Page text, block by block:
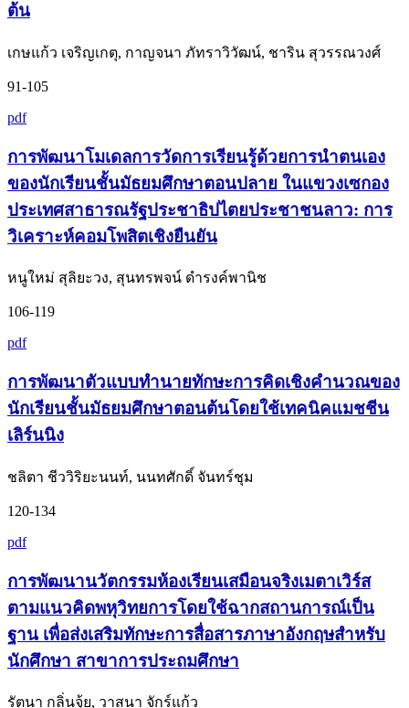
ต้น
เกษแก้ว เจริญเกตุ, กาญจนา ภัทราวิวัฒน์, ชาริน สุวรรณวงศ์
91-105
pdf
การพัฒนาโมเดลการวัดการเรียนรู้ด้วยการนำตนเอง
ของนักเรียนชั้นมัธยมศึกษาตอนปลาย ในแขวงเซกอง
ประเทศสาธารณรัฐประชาธิปไตยประชาชนลาว: การ
วิเคราะห์คอมโพสิตเชิงยืนยัน
หนูใหม่ สุลิยะวง, สุนทรพจน์ ดำรงค์พานิช
106-119
pdf
การพัฒนาตัวแบบทำนายทักษะการคิดเชิงคำนวณของ
นักเรียนชั้นมัธยมศึกษาตอนต้นโดยใช้เทคนิคแมชชีน
เลิร์นนิง
ชลิตา ชีววิริยะนนท์, นนทศักดิ์ จันทร์ชุม
120-134
pdf
การพัฒนานวัตกรรมห้องเรียนเสมือนจริงเมตาเวิร์ส
ตามแนวคิดพหุวิทยการโดยใช้ฉากสถานการณ์เป็น
ฐาน เพื่อส่งเสริมทักษะการสื่อสารภาษาอังกฤษสำหรับ
นักศึกษา สาขาการประถมศึกษา
รัตนา กลิ่นจุ้ย, วาสนา จักร์แก้ว